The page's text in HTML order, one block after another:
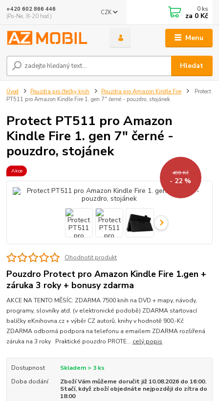
Menu
CZK
Hledat
+420 602 866 446
(Po-Ne, 8-20 hod.)
0 ks
za 0 Kč
Úvod Pouzdra pro čtečky knih Pouzdra pro Amazon Kindle Fire
Protect
PT511 pro Amazon Kindle Fire 1. gen 7" černé - pouzdro, stojánek
Protect PT511 pro Amazon
Kindle Fire 1. gen 7" černé -
pouzdro, stojánek
Akce 490 Kč
- 22 %
Ohodnotit produkt
Pouzdro Protect pro Amazon Kindle Fire 1.gen +
záruka 3 roky + bonusy zdarma
AKCE NA TENTO MĚSÍC: ZDARMA 7500 knih na DVD + mapy, návody,
programy, slovníky atd. (v elektronické podobě) ZDARMA startovací
balíčky eKnihovna.cz + výběr CZ autorů, knihy v hodnotě 900,-Kč
ZDARMA odborná podpora na telefonu a emailem ZDARMA rozšířená
záruka na 3 roky Praktické pouzdro PROTE... celý popis
Dostupnost
Skladem > 3 ks
Doba dodání
Zboží Vám můžeme doručit již 10.08.2026 do 16:00.
Stačí, když zboží objednáte nejpozději do zítra do
18:00